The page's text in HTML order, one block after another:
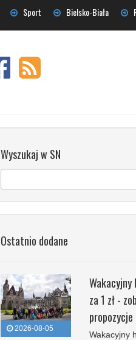
Sport Bielsko-Biała
Wyszukaj w SN
Ostatnio dodane
2026-08-05
za 1 zł -
propozycje
Wakacyjny